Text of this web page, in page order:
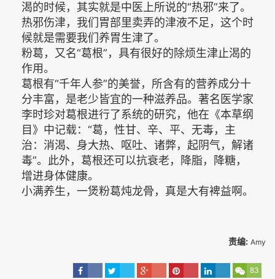
渴的时候，其实就是中医上所说的“热邪”来了。
热邪伤津，我们胃部里卖弄的津液不足，这个时
候就是需要我们养胃生津了。
粉葛，又名“葛根”，具有很好的除烦生津止渴的
作用。
葛根有“千年人参”的美誉，所含有的营养成分十
分丰富，是老少皆宜的一种滋养品。著名医学家
李时珍对葛根进行了系统的研究，他在《本草纲
目》中记载：“葛，性甘、辛、平、无毒，主
治：消渴、身大热、呕吐、诸弊，起阴气，解诸
毒”。此外，葛根还可以抗衰老，降脂，降糖，
增进身体健康。
小满养生，一煲粉葛炖龙骨，真是大有裨益啊。
责编: Amy
83